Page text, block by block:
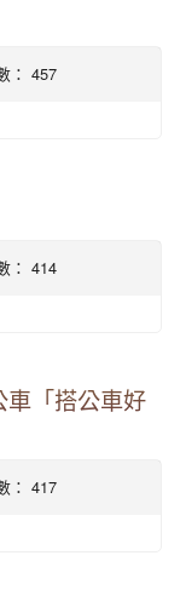
： 457
： 414
車「搭公車好
： 417